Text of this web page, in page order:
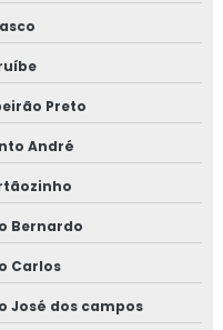
Preto
André
Bernardo
Carlos
José dos campos